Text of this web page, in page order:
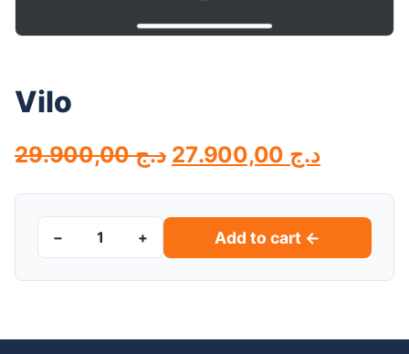
Vilo
د.ج29.900,00
Original
price
was:
د.ج 29.900,00.
د.جCurrent
price
is:
− + Add to cart ←